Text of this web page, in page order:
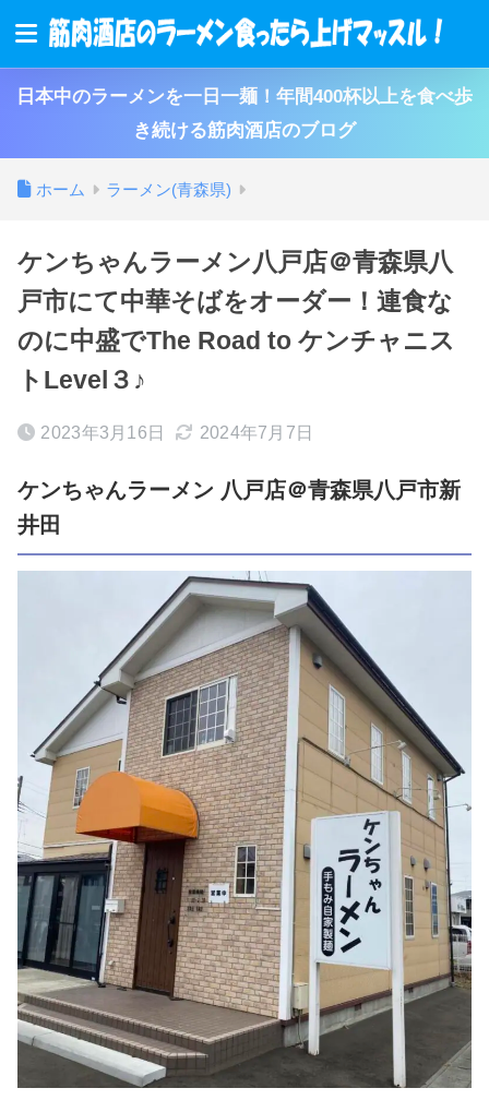
日本中のラーメンを一日一麺！年間400杯以上を食べ歩
き続ける筋肉酒店のブログ
ホーム ラーメン(青森県)
ケンちゃんラーメン八戸店＠青森県八
戸市にて中華そばをオーダー！連食な
のに中盛でThe Road to ケンチャニス
トLevel３♪
2023年3月16日 2024年7月7日
ケンちゃんラーメン 八戸店＠青森県八戸市新
井田